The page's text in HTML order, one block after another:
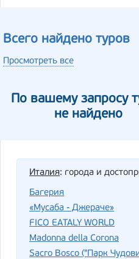
Всего найдено туров
Просмотреть все
По вашему запросу
не найдено
Италия: города и
Багерия
«Мусаба - Джераче»
FICO EATALY WORLD
Madonna della Corona
Sacro Bosco ("Парк